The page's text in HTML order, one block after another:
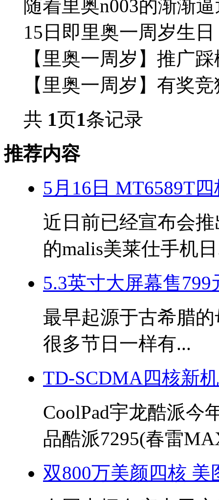
随着里奥n003的渐渐
15日即里奥一周岁生
【里奥一周岁】推广
【里奥一周岁】有奖
共 1页1条记录
推荐内容
5月16日 MT6589T
近日前已经宣布会
的malis美莱仕手机
5.3英寸大屏幕售
最早起源于古希腊
很多节日一样有...
TD-SCDMA四核新
CoolPad宇龙酷派今
品酷派7295(春雷
双800万美颜四核 美